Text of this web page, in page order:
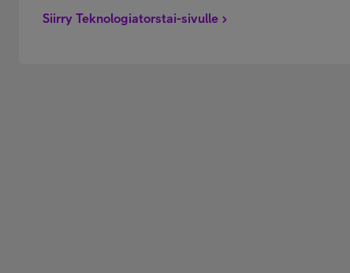
Siirry Teknologiatorstai-sivulle